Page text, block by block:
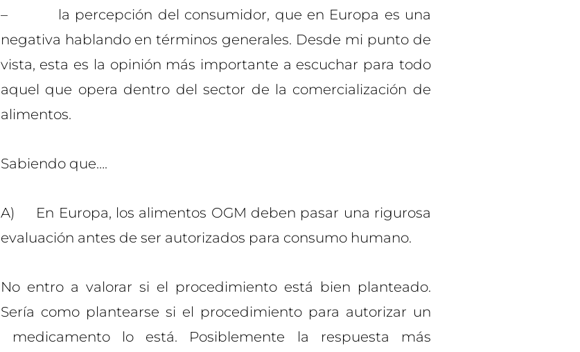
– la percepción del consumidor, que en Europa es una
negativa hablando en términos generales. Desde mi punto de
vista, esta es la opinión más importante a escuchar para todo
aquel que opera dentro del sector de la comercialización de
alimentos.
Sabiendo que….
A) En Europa, los alimentos OGM deben pasar una rigurosa
evaluación antes de ser autorizados para consumo humano.
No entro a valorar si el procedimiento está bien planteado.
Sería como plantearse si el procedimiento para autorizar un
medicamento lo está. Posiblemente la respuesta más